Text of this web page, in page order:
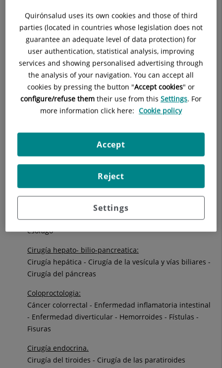
gracias a la aplicación de la tecnología a la cirugía. La
mayor ventaja de la cirugía laparoscópica no es sólo el
hecho cosmético, sino que, al provocar un menor
traumatismo al paciente, necesita menor dosis de
calmantes postoperatorios, tiene una mejor función
respiratoria y puede ingerir alimentos a las pocas horas
por lo que la recuperación es mucho mas rápida.
La intervención se realiza a través de unos orificios de
pequeño tamaño por los que se introduce una óptica
necesarios. Con los continuos avances tecnológicos
cada vez son más las intervenciones abdominales que
se pueden realizar con abordaje laparoscópico
Cirugía General y Digestiva:
Cirugía esofagogástrica:
Reflujo y acalasia - Cáncer de estómago - Cáncer de
esófago
Cirugía hepato- bilio-pancreatica:
Cirugía hepática - Cirugía de la vesícula y vías biliares -
Cirugía del páncreas
Coloproctologia:
Cáncer colorrectal - Enfermedad inflamatoria intestinal
- Enfermedad diverticular - Hemorroides - Fístulas -
Fisuras
Cirugía endocrina.
Cirugía del tiroides - Cirugía de las paratiroides
Quirónsalud uses its own cookies and those of third
parties (located in countries whose legislation does not
guarantee an adequate level of data protection) for
user authentication, statistical analysis, improving
services and showing personalised advertising through
the analysis of your navigation. You can accept all
cookies by pressing the button "Accept cookies" or
configure/refuse them their use from this Settings. For
more information click here: Cookie policy
Settings
Reject
Accept